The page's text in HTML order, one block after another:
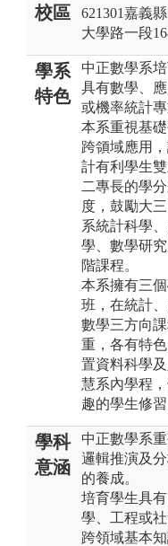
校區
621301嘉義
大學路一段
學系
特色
中正數學系
具有數學、
或機率統計專
本系重視基
跨領域應用
計有利學生
二專長的學
度，鼓勵大
系統計科學
學、數學研
階課程。
本系擁有三
班，在統計、
數學三方向
重，各有特
置資料科學
慧系內學程
趣的學生修習
學科
意涵
中正數學系
邏輯推演及
的養成。
培育學生具
學、工程或
跨領域基本